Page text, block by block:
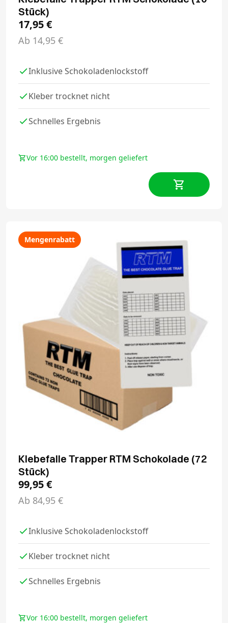
Stück)
17,95€
Ab 14,95 €
Inklusive Schokoladenlockstoff
Kleber trocknet nicht
Schnelles Ergebnis
Vor 16:00 bestellt, morgen geliefert
Mengenrabatt
Klebefalle Trapper RTM Schokolade (72
Stück)
99,95€
Ab 84,95 €
Inklusive Schokoladenlockstoff
Kleber trocknet nicht
Schnelles Ergebnis
Vor 16:00 bestellt, morgen geliefert